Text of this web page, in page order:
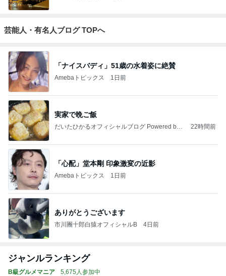
芸能人・有名人ブログ TOPへ
「ナイスバディ」51歳の水着姿に絶賛
Amebaトピックス 1日前
実家で晩ご飯
だいたひかるオフィシャルブログ Powered by
22時間前
「心配」堂本剛 印象激変の近影
Amebaトピックス 1日前
ありがとうございます
市川團十郎白猿オフィシャルB 4日前
ジャンルランキング
B級グルメマニア 5,675人参加中